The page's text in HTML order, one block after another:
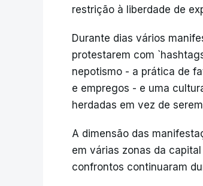
restrição à liberdade de
Durante dias vários
protestarem com
nepotismo - a prática de
e empregos - e uma
herdadas em vez de
A dimensão das
em várias zonas da
confrontos continuaram